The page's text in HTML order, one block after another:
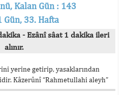
Kalan Gün : 143
Gün, 33. Hafta
- Ezânî sâat 1 dakika ileri
alınır.
yerine getirip, yasaklarından
Kâzerûnî “Rahmetullahi aleyh”